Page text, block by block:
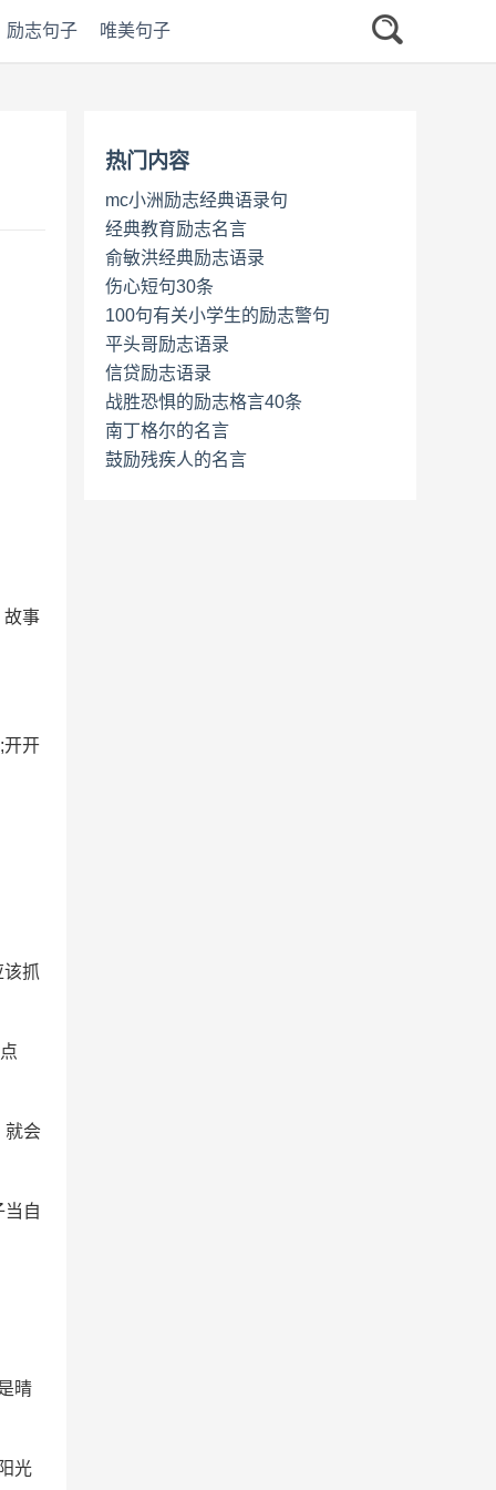
励志句子 唯美句子
故事
开开
抓
就会
自
晴
光
热门内容
mc小洲励志经典语录句
经典教育励志名言
俞敏洪经典励志语录
伤心短句30条
100句有关小学生的励志警句
平头哥励志语录
信贷励志语录
战胜恐惧的励志格言40条
南丁格尔的名言
鼓励残疾人的名言